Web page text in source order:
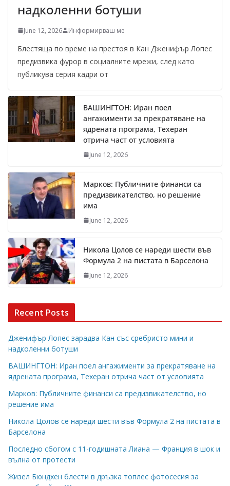
надколенни ботуши
June 12, 2026 Информирваш ме
Блестяща по време на престоя в Кан Дженифър Лопес
предизвика фурор в социалните мрежи, след като
публикува серия кадри от
ВАШИНГТОН: Иран поел
ангажименти за прекратяване на
ядрената програма, Техеран
отрича част от условията
June 12, 2026
Марков: Публичните финанси са
предизвикателство, но решение
има
June 12, 2026
Никола Цолов се нареди шести във
Формула 2 на пистата в Барселона
June 12, 2026
Recent Posts
Дженифър Лопес зарадва Кан със сребристо мини и
надколенни ботуши
ВАШИНГТОН: Иран поел ангажименти за прекратяване на
ядрената програма, Техеран отрича част от условията
Марков: Публичните финанси са предизвикателство, но
решение има
Никола Цолов се нареди шести във Формула 2 на пистата в
Барселона
Последно сбогом с 11-годишната Лиана — Франция в шок и
вълна от протести
Жизел Бюндхен блести в дръзка топлес фотосесия за